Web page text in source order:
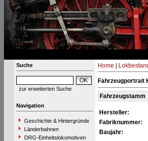
Suche
zur erweiterten Suche
Navigation
Geschichte & Hintergründe
Länderbahnen
DRG-Einheitslokomotiven
Home
Fahrzeugportrait
Fahrzeugstamm
Hersteller:
Fabriknummer:
Baujahr: